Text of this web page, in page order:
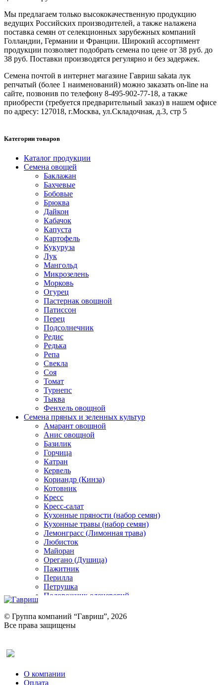
Мы предлагаем только высококачественную продукцию
ведущих Российских производителей, а также налажена
поставка семян от селекционных зарубежных компаний
Голландии, Германии и Франции. Широкий ассортимент
продукции позволяет подобрать семена по цене от 38 руб. до
38 руб. Поставки производятся регулярно и без задержек.
Семена почтой в интернет магазине Гавриш sakata лук
репчатый (более 1 наименований) можно заказать on-line на
сайте, позвонив по телефону 8-495-902-77-18, а также
приобрести (требуется предварительный заказ) в нашем офисе
по адресу: 127018, г.Москва, ул.Складочная, д.3, стр 5
Категории товаров
Каталог продукции
Семена овощей
Баклажан
Бахчевые
Бобовые
Брюква
Дайкон
Кабачок
Капуста
Картофель
Кукуруза
Лук
Мангольд
Микрозелень
Морковь
Огурец
Пастернак овощной
Патиссон
Перец
Подсолнечник
Редис
Редька
Репа
Свекла
Соя
Томат
Турнепс
Тыква
Фенхель овощной
Семена пряных и зеленных культур
Амарант овощной
Анис овощной
Базилик
Горчица
Катран
Кервель
Кориандр (Кинза)
Котовник
Кресс
Кресс-салат
Кухонные пряности (набор семян)
Кухонные травы (набор семян)
Лемонграсс (Лимонная трава)
Любисток
Майоран
Орегано (Душица)
Пажитник
Перилла
Петрушка
Подорожник оленерогий
Ревень
Рукола
Рута
Тмин
© Группа компаний “Гавриш”, 2026
Все права защищены
О компании
Оплата